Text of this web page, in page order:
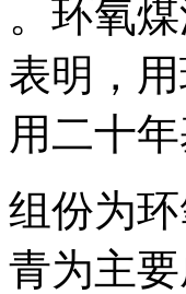
。环氧
表明，
用二十
组份为
青为主